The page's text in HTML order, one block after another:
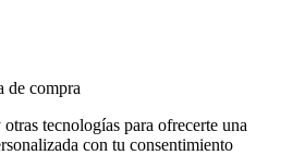
de compra
tecnologías para ofrecerte una
con tu consentimiento